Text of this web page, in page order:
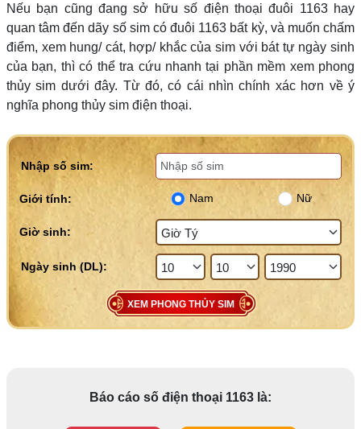
Nếu bạn cũng đang sở hữu số điện thoại đuôi 1163 hay
quan tâm đến dãy số sim có đuôi 1163 bất kỳ, và muốn chấm
điểm, xem hung/ cát, hợp/ khắc của sim với bát tự ngày sinh
của bạn, thì có thể tra cứu nhanh tại phần mềm xem phong
thủy sim dưới đây. Từ đó, có cái nhìn chính xác hơn về ý
nghĩa phong thủy sim điện thoại.
Nhập số sim:
Giới tính: Nam Nữ
Giờ sinh:
XEM PHONG THỦY SIM
Báo cáo số điện thoại 1163 là: